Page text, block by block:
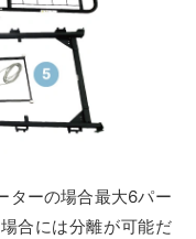
ターの場合最大6パー
合には分離が可能だ